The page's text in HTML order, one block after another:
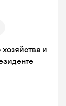
и